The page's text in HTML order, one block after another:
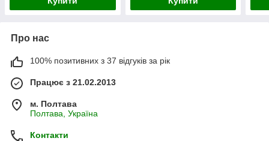
Про нас
100% позитивних з 37 відгуків за рік
Працює з 21.02.2013
м. Полтава
Полтава, Україна
Контакти